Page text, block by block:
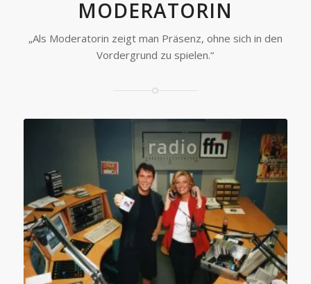
MODERATORIN
„Als Moderatorin zeigt man Präsenz, ohne sich in den
Vordergrund zu spielen.“